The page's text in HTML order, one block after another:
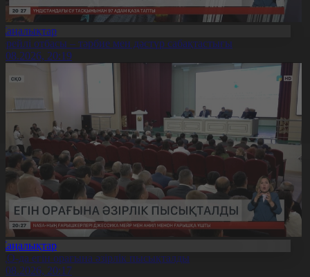
отбасы – тәрбие мен дәстүр сабақтастығы
20:19
да егін орағына әзірлік пысықталды
20:17